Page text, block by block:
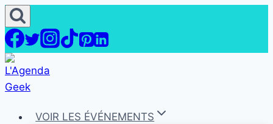
Aller
au
contenu
VOIR LES ÉVÉNEMENTS